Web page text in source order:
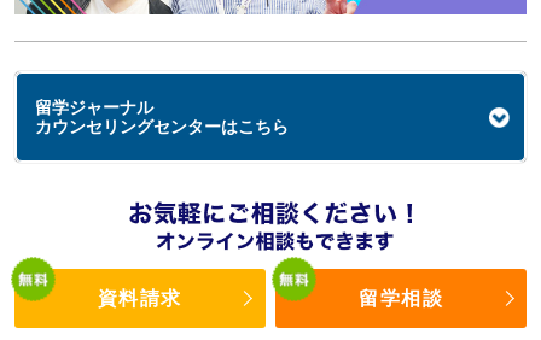
留学ジャーナル
カウンセリングセンターはこちら
資料請求 留学相談